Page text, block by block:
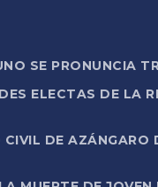
SE PRONUNCIA
ELECTAS DE LA
DE